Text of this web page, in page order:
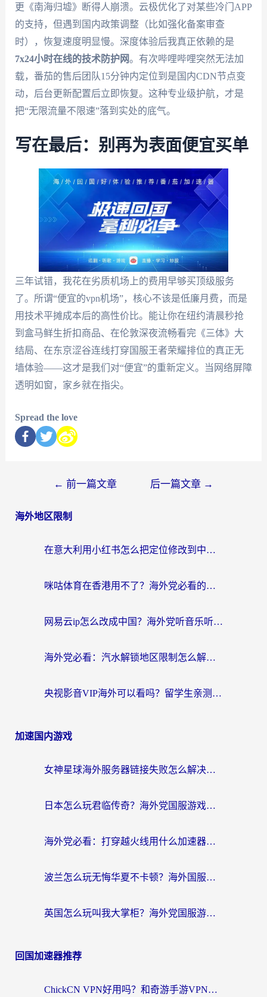
更《南海归墟》断得人崩溃。云极优化了对某些冷门APP
的支持，但遇到国内政策调整（比如强化备案审查
时），恢复速度明显慢。深度体验后我真正依赖的是
7x24小时在线的技术防护网。有次哔哩哔哩突然无法加
载，番茄的售后团队15分钟内定位到是国内CDN节点变
动，后台更新配置后立即恢复。这种专业级护航，才是
把“无限流量不限速”落到实处的底气。
写在最后：别再为表面便宜买单
三年试错，我花在劣质机场上的费用早够买顶级服务
了。所谓“便宜的vpn机场”，核心不该是低廉月费，而是
用技术平摊成本后的高性价比。能让你在纽约清晨秒抢
到盒马鲜生折扣商品、在伦敦深夜流畅看完《三体》大
结局、在东京涩谷连线打穿国服王者荣耀排位的真正无
墙体验——这才是我们对“便宜”的重新定义。当网络屏障
透明如窗，家乡就在指尖。
Spread the love
← 前一篇文章 后一篇文章 →
海外地区限制
在意大利用小红书怎么把定位修改到中国国内？3个实用技巧+1个靠谱工具帮你搞定
咪咕体育在香港用不了？海外党必看的回国加速器选择指南（附3个真实场景解决方案）
网易云ip怎么改成中国？海外党听音乐听书的无痛解决方案
海外党必看：汽水解锁地区限制怎么解除？3招解决国内影音&生活服务难题
央视影音VIP海外可以看吗？留学生亲测有效的回国加速器选择指南
加速国内游戏
女神星球海外服务器链接失败怎么解决？海外党国服游戏加速避坑指南
日本怎么玩君临传奇？海外党国服游戏加速避坑指南（附菲律宾欧洲玩家实测）
海外党必看：打穿越火线用什么加速器？解决延迟卡顿，还能玩奇妙拼图世界和第五人格
波兰怎么玩无悔华夏不卡顿？海外国服游戏加速器终极指南（附征途2萤火突击解决方案）
英国怎么玩叫我大掌柜？海外党国服游戏加速避坑指南（附实测推荐）
回国加速器推荐
ChickCN VPN好用吗？和奇游手游VPN对比哪个回国效果更好？海外党亲测实用指南